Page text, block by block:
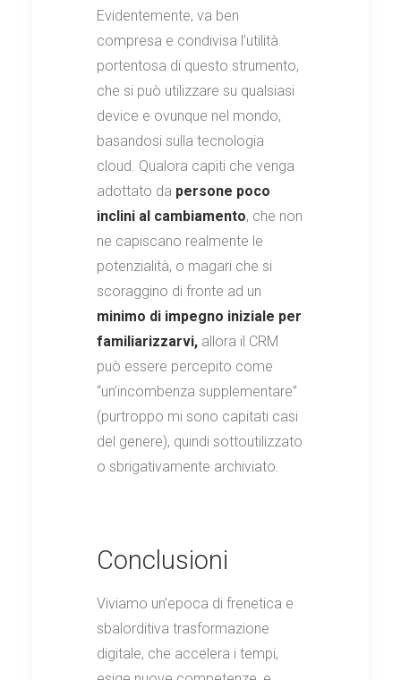
Evidentemente, va ben
compresa e condivisa l’utilità
portentosa di questo strumento,
che si può utilizzare su qualsiasi
device e ovunque nel mondo,
basandosi sulla tecnologia
cloud. Qualora capiti che venga
adottato da persone poco
inclini al cambiamento, che non
ne capiscano realmente le
potenzialità, o magari che si
scoraggino di fronte ad un
minimo di impegno iniziale per
familiarizzarvi, allora il CRM
può essere percepito come
“un’incombenza supplementare”
(purtroppo mi sono capitati casi
del genere), quindi sottoutilizzato
o sbrigativamente archiviato.
Conclusioni
Viviamo un’epoca di frenetica e
sbalorditiva trasformazione
digitale, che accelera i tempi,